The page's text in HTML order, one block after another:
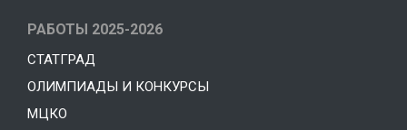
РАБОТЫ 2025-2026
СТАТГРАД
ОЛИМПИАДЫ И КОНКУРСЫ
МЦКО